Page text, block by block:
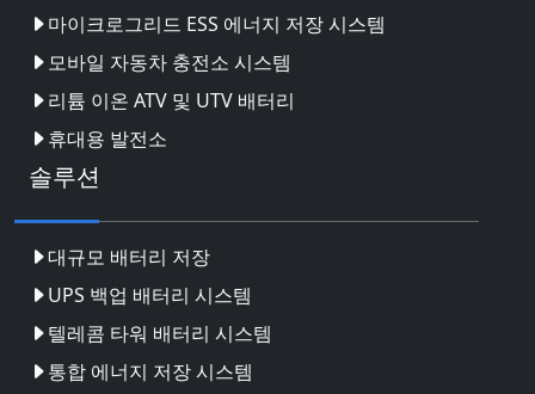
마이크로그리드 ESS 에너지 저장 시스템
모바일 자동차 충전소 시스템
리튬 이온 ATV 및 UTV 배터리
휴대용 발전소
솔루션
대규모 배터리 저장
UPS 백업 배터리 시스템
텔레콤 타워 배터리 시스템
통합 에너지 저장 시스템